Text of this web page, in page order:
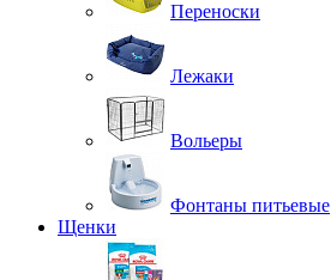
Переноски
Лежаки
Вольеры
Фонтаны питьевые
Щенки